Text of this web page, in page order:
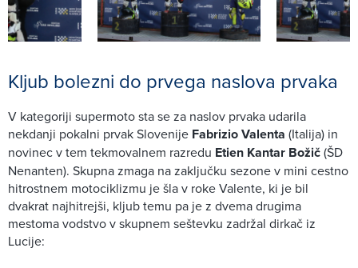
Kljub bolezni do prvega naslova prvaka
V kategoriji supermoto sta se za naslov prvaka udarila
nekdanji pokalni prvak Slovenije Fabrizio Valenta (Italija) in
novinec v tem tekmovalnem razredu Etien Kantar Božič(ŠD
Nenanten). Skupna zmaga na zaključku sezone v mini cestno
hitrostnem motociklizmu je šla v roke Valente, ki je bil
dvakrat najhitrejši, kljub temu pa je z dvema drugima
mestoma vodstvo v skupnem seštevku zadržal dirkač iz
Lucije: